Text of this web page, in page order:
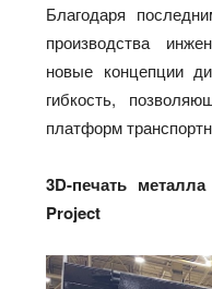
Благодаря
производства
новые концепции
гибкость,
платформ
3D-печать
Project